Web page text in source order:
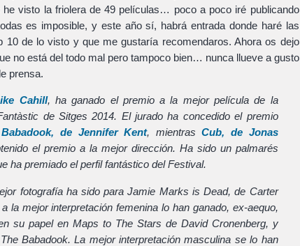
visto la friolera de 49 películas… poco a poco iré publicando
es imposible, y este año sí, habrá entrada donde haré las
10 de lo visto y que me gustaría recomendaros. Ahora os dejo
no está del todo mal pero tampoco bien… nunca llueve a gusto
prensa.
Cahill, ha ganado el premio a la mejor película de la
de Sitges 2014. El jurado ha concedido el premio
de Jennifer Kent, mientrasCub, de Jonas
el premio a la mejor dirección. Ha sido un palmarés
ha premiado el perfil fantástico del Festival.
fotografía ha sido para Jamie Marks is Dead, de Carter
la mejor interpretación femenina lo han ganado, ex-aequo,
su papel en Maps to The Stars de David Cronenberg, y
Babadook. La mejor interpretación masculina se lo han